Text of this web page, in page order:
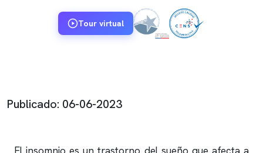
Tour virtual
Publicado: 06-06-2023